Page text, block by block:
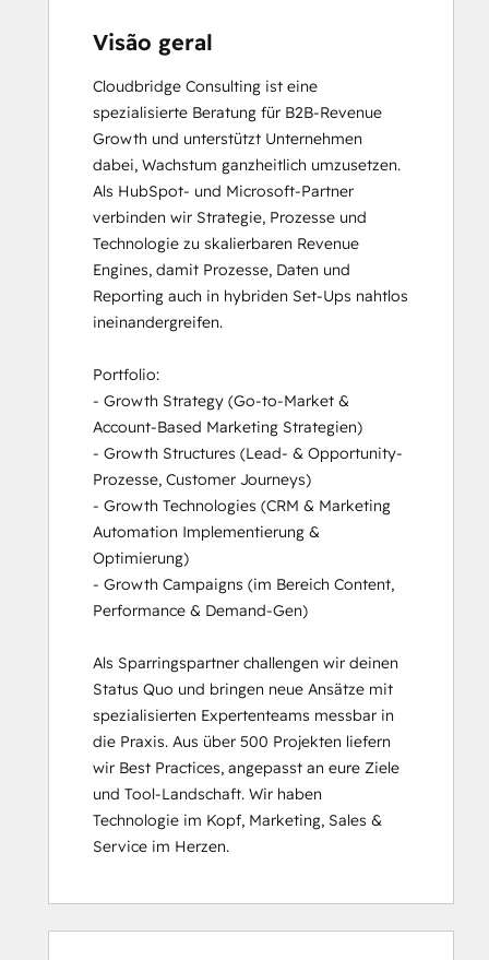
Visão geral
Cloudbridge Consulting ist eine
spezialisierte Beratung für B2B-Revenue
Growth und unterstützt Unternehmen
dabei, Wachstum ganzheitlich umzusetzen.
Als HubSpot- und Microsoft-Partner
verbinden wir Strategie, Prozesse und
Technologie zu skalierbaren Revenue
Engines, damit Prozesse, Daten und
Reporting auch in hybriden Set-Ups nahtlos
ineinandergreifen.
Portfolio:
- Growth Strategy (Go-to-Market &
Account-Based Marketing Strategien)
- Growth Structures (Lead- & Opportunity-
Prozesse, Customer Journeys)
- Growth Technologies (CRM & Marketing
Automation Implementierung &
Optimierung)
- Growth Campaigns (im Bereich Content,
Performance & Demand-Gen)
Als Sparringspartner challengen wir deinen
Status Quo und bringen neue Ansätze mit
spezialisierten Expertenteams messbar in
die Praxis. Aus über 500 Projekten liefern
wir Best Practices, angepasst an eure Ziele
und Tool-Landschaft. Wir haben
Technologie im Kopf, Marketing, Sales &
Service im Herzen.